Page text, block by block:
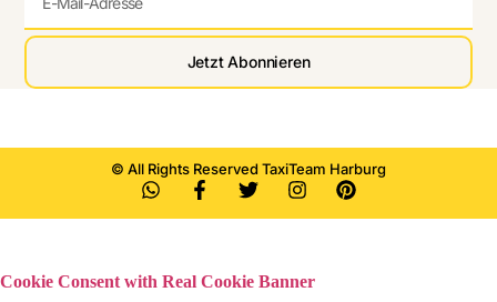
Jetzt Abonnieren
© All Rights Reserved TaxiTeam Harburg
Cookie Consent with Real Cookie Banner